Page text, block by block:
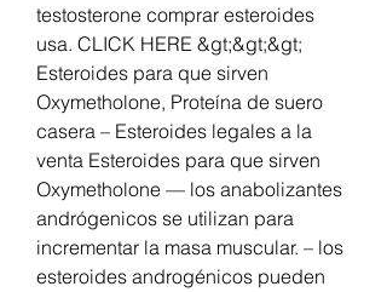
testosterone comprar esteroides
usa. CLICK HERE &gt;&gt;&gt;
Esteroides para que sirven
Oxymetholone, Proteína de suero
casera – Esteroides legales a la
venta Esteroides para que sirven
Oxymetholone — los anabolizantes
andrógenicos se utilizan para
incrementar la masa muscular. – los
esteroides androgénicos pueden